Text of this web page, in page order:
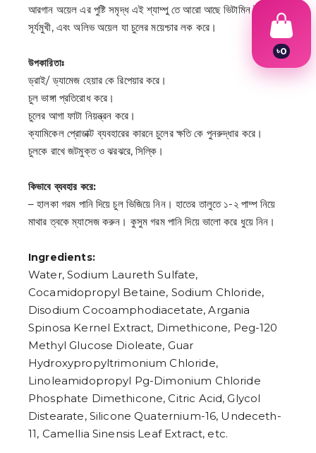
আরগান অয়েল এর পুষ্টি সমৃদ্ধ এই শ্যাম্পু তে আরো আছে ভিটামিন ই , বাদাম,
সূর্যমুখী, এবং অলিভ অয়েল যা চুলের ময়েশ্চার লক করে।
উপকারিতাঃ
ড্রাই/ ড্যামেজ হেয়ার কে রিপেয়ার করে।
চুল ভাঙ্গা প্রতিরোধ করে।
চুলের আগা ফাটা নিয়ন্ত্রন করে।
ক্যামিকেল প্রোডাক্ট ব্যবহারের কারনে চুলের ক্ষতি কে পুনরুদ্ধার করে।
চুলকে রাখে জটমুক্ত ও ঝরঝরে, সিল্কি।
কিভাবে ব্যবহার করে:
– হালকা গরম পানি দিয়ে চুল ভিজিয়ে নিন। হাতের তালুতে ১-২ পাম্প নিয়ে
মাথার ত্বকে ম্যাসেজ করুন। কুসুম গরম পানি দিয়ে ভালো করে ধুয়ে নিন।
Ingredients:
Water, Sodium Laureth Sulfate,
Cocamidopropyl Betaine, Sodium Chloride,
Disodium Cocoamphodiacetate, Argania
Spinosa Kernel Extract, Dimethicone, Peg-120
Methyl Glucose Dioleate, Guar
Hydroxypropyltrimonium Chloride,
Linoleamidopropyl Pg-Dimonium Chloride
Phosphate Dimethicone, Citric Acid, Glycol
Distearate, Silicone Quaternium-16, Undeceth-
11, Camellia Sinensis Leaf Extract, etc.
৳0